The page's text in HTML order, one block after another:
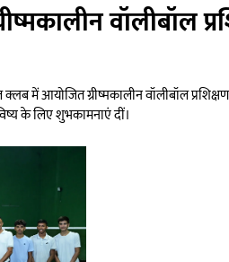
वॉलीबॉल
में आयोजित ग्रीष्मकालीन वॉलीबॉल
के लिए शुभकामनाएं दीं।